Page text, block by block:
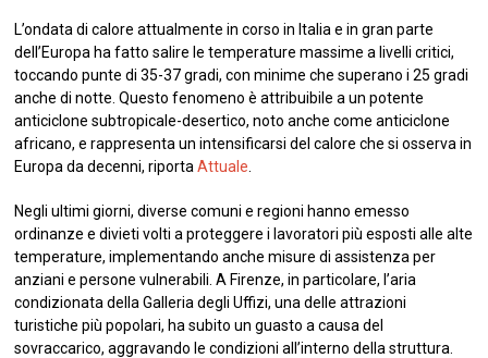
L’ondata di calore attualmente in corso in Italia e in gran parte
dell’Europa ha fatto salire le temperature massime a livelli critici,
toccando punte di 35-37 gradi, con minime che superano i 25 gradi
anche di notte. Questo fenomeno è attribuibile a un potente
anticiclone subtropicale-desertico, noto anche come anticiclone
africano, e rappresenta un intensificarsi del calore che si osserva in
Europa da decenni, riportaAttuale
Negli ultimi giorni, diverse comuni e regioni hanno emesso
ordinanze e divieti volti a proteggere i lavoratori più esposti alle alte
temperature, implementando anche misure di assistenza per
anziani e persone vulnerabili. A Firenze, in particolare, l’aria
condizionata della Galleria degli Uffizi, una delle attrazioni
turistiche più popolari, ha subito un guasto a causa del
sovraccarico, aggravando le condizioni all’interno della struttura.